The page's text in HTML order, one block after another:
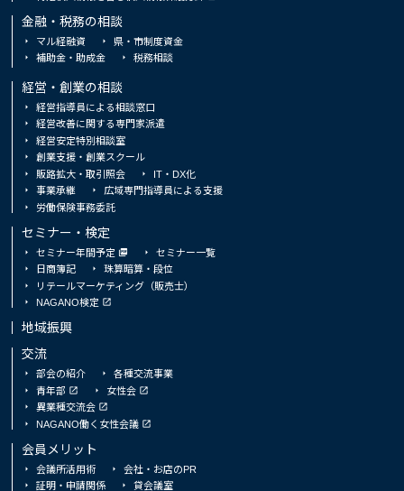
金融・税務の相談
マル経融資
県・市制度資金
補助金・助成金
税務相談
経営・創業の相談
経営指導員による相談窓口
経営改善に関する専門家派遣
経営安定特別相談室
創業支援・創業スクール
販路拡大・取引照会
IT・DX化
事業承継
広域専門指導員による支援
労働保険事務委託
セミナー・検定
セミナー年間予定
セミナー一覧
日商簿記
珠算暗算・段位
リテールマーケティング（販売士）
NAGANO検定
地域振興
交流
部会の紹介
各種交流事業
青年部
女性会
異業種交流会
NAGANO働く女性会議
会員メリット
会議所活用術
会社・お店のPR
証明・申請関係
貸会議室